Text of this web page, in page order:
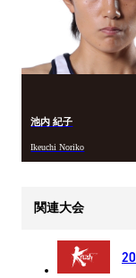
池内 紀子
Ikeuchi Noriko
関連大会